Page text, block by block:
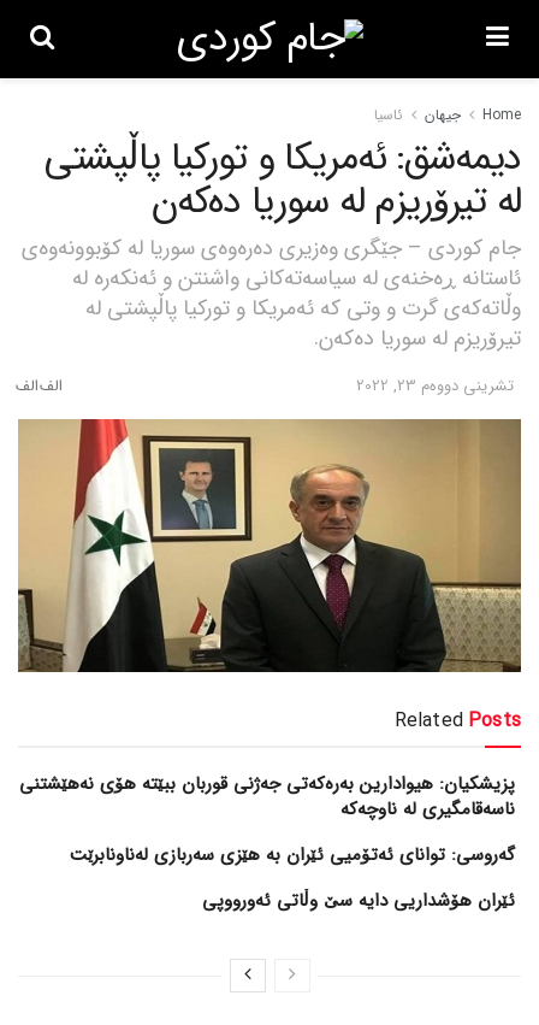
Home جیهان ئاسیا
دیمەشق: ئەمریکا و تورکیا پاڵپشتی
لە تیرۆریزم لە سوریا دەکەن
جام کوردی – جێگری وەزیری دەرەوەی سوریا لە کۆبوونەوەی
ئاستانە ڕەخنەی لە سیاسەتەکانی واشنتن و ئەنکەرە لە
وڵاتەکەی گرت و وتی کە ئەمریکا و تورکیا پاڵپشتی لە
تیرۆریزم لە سوریا دەکەن.
تشرینی دووه‌م 23, 2022
Related Posts
پزیشکیان: هیوادارین بەرەکەتی جەژنی قوربان ببێتە هۆی نەهێشتنی
ناسەقامگیری لە ناوچەکە
گەروسی: توانای ئەتۆمیی ئێران بە هێزی سەربازی لەناونابرێت
ئێران هۆشداریی دایە سێ وڵاتی ئەورووپی